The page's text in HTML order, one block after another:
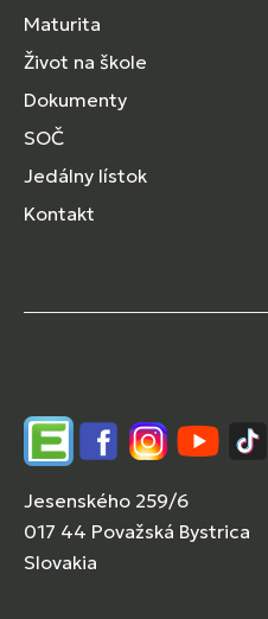
Maturita
Život na škole
Dokumenty
SOČ
Jedálny lístok
Kontakt
EdupageFacebookInstagramYouTubeTikTok
Jesenského 259/6
017 44 Považská Bystrica
Slovakia